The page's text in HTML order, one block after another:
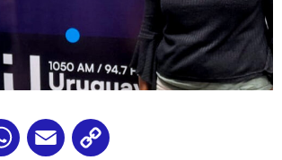
WhatsApp
Email